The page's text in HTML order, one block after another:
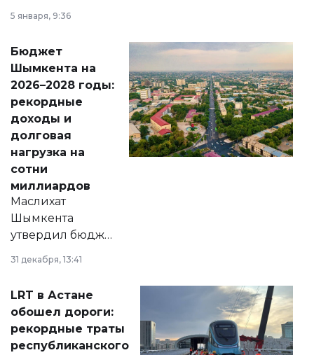
принести
народу
Венесуэлы.
5 января, 9:36
Бюджет
Шымкента на
2026–2028 годы:
рекордные
доходы и
долговая
нагрузка на
сотни
миллиардов
Маслихат
Шымкента
утвердил бюджет
города на 2026–
2028 годы.
документ
появился в базе
нормативных
31 декабря, 13:41
LRT в Астане
обошел дороги:
рекордные траты
республиканского